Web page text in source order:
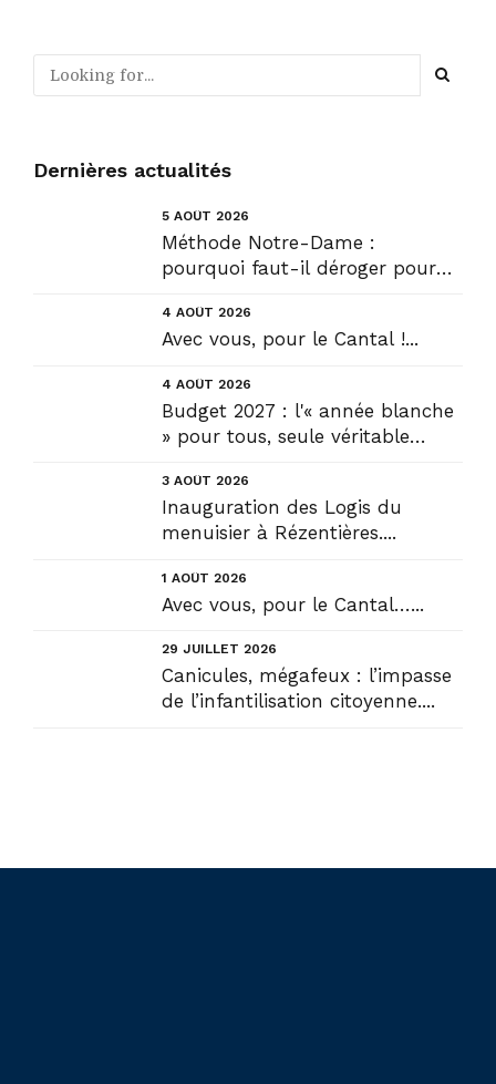
Dernières actualités
5 AOÛT 2026
Méthode Notre-Dame :
pourquoi faut-il déroger pour
4 AOÛT 2026
Avec vous, pour le Cantal !...
4 AOÛT 2026
Budget 2027 : l'« année blanche
» pour tous, seule véritable
3 AOÛT 2026
Inauguration des Logis du
menuisier à Rézentières....
1 AOÛT 2026
Avec vous, pour le Cantal…...
29 JUILLET 2026
Canicules, mégafeux : l’impasse
de l’infantilisation citoyenne....